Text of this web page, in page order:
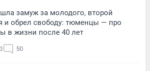
замуж за молодого, второй
и обрел свободу: тюменцы — про
в жизни после 40 лет
50